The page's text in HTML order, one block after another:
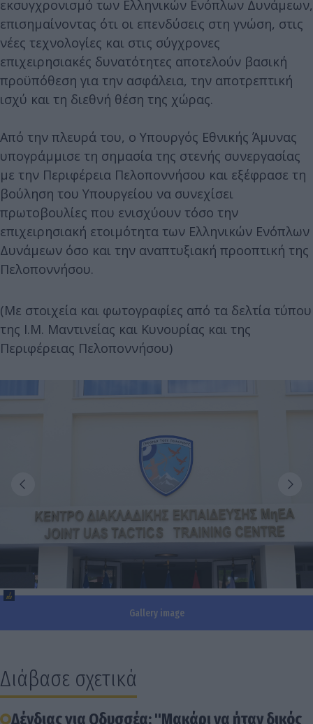
εκσυγχρονισμό των Ελληνικών Ενόπλων Δυνάμεων,
επισημαίνοντας ότι οι επενδύσεις στη γνώση, στις
νέες τεχνολογίες και στις σύγχρονες
επιχειρησιακές δυνατότητες αποτελούν βασική
προϋπόθεση για την ασφάλεια, την αποτρεπτική
ισχύ και τη διεθνή θέση της χώρας.
Από την πλευρά του, ο Υπουργός Εθνικής Άμυνας
υπογράμμισε τη σημασία της στενής συνεργασίας
με την Περιφέρεια Πελοποννήσου και εξέφρασε τη
βούληση του Υπουργείου να συνεχίσει
πρωτοβουλίες που ενισχύουν τόσο την
επιχειρησιακή ετοιμότητα των Ελληνικών Ενόπλων
Δυνάμεων όσο και την αναπτυξιακή προοπτική της
Πελοποννήσου.
(Με στοιχεία και φωτογραφίες από τα δελτία τύπου
της Ι.Μ. Μαντινείας και Κυνουρίας και της
Περιφέρειας Πελοποννήσου)
Gallery image
Διάβασε σχετικά
Δένδιας για Οδυσσέα: "Μακάρι να ήταν δικός